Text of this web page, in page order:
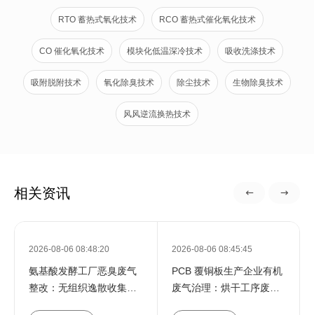
RTO 蓄热式氧化技术 RCO 蓄热式催化氧化技术
CO 催化氧化技术 模块化低温深冷技术 吸收洗涤技术
吸附脱附技术 氧化除臭技术 除尘技术 生物除臭技术
风风逆流换热技术
相关资讯
2026-08-06 08:48:20
氨基酸发酵工厂恶臭废气
整改：无组织逸散收集与
2026-08-06 08:45:45
PCB 覆铜板生产企业有机
废气治理：烘干工序废气